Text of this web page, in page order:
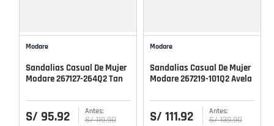
Modare
Sandalias Casual De Mujer
Modare 267127-264Q2 Tan
S/ 95.92 S/ 119.90
Modare
Sandalias Casual De Mujer
Modare 267219-101Q2 Avela
S/ 111.92 S/ 139.90